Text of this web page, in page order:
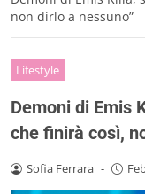
non dirlo a nessuno”
Lifestyle
Demoni di Emis
che finirà così,
Sofia Ferrara -